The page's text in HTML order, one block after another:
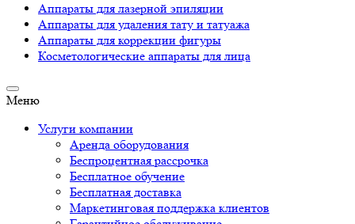
Аппараты для лазерной эпиляции
Аппараты для удаления тату и татуажа
Аппараты для коррекции фигуры
Косметологические аппараты для лица
Меню
Услуги компании
Аренда оборудования
Беспроцентная рассрочка
Бесплатное обучение
Бесплатная доставка
Маркетинговая поддержка клиентов